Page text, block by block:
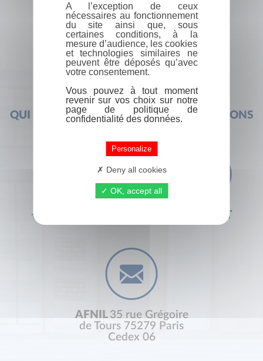
QUI SOMMES-NOUS ? FOIRE AUX QUESTIONS
+33 (0) 1 44 41 29 19 CONTACT
AFNIL 35 rue Grégoire
de Tours 75279 Paris
Cedex 06
A l’exception de ceux
nécessaires au fonctionnement
du site ainsi que, sous
certaines conditions, à la
mesure d’audience, les cookies
et technologies similaires ne
peuvent être déposés qu’avec
votre consentement.
Vous pouvez à tout moment
revenir sur vos choix sur notre
page de politique de
confidentialité des données.
Personalize
Deny all cookies
OK, accept all